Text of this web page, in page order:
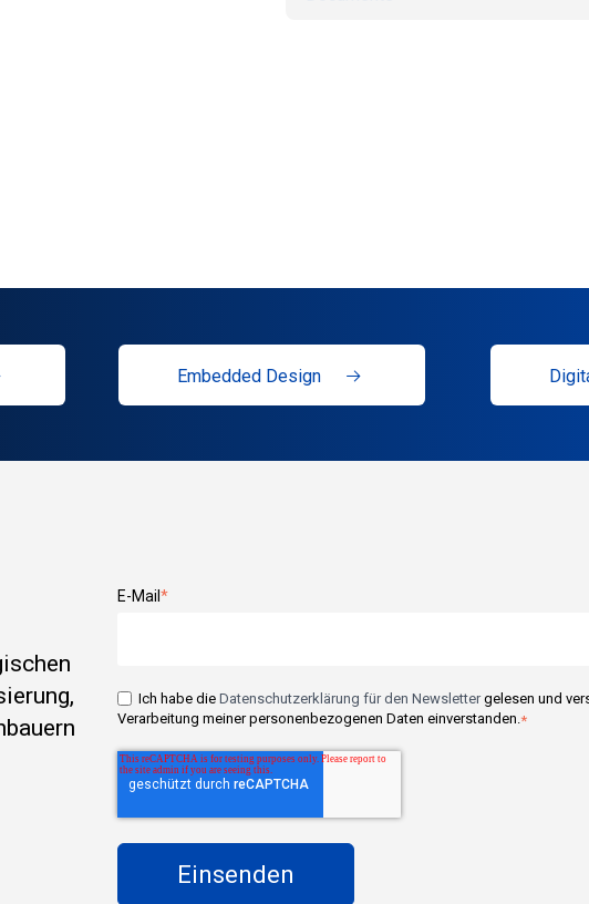
Embedded Design
E-Mail*
Ich habe die Datenschutzerklärung für den Newslettergelesen und
Verarbeitung meiner personenbezogenen Daten einverstanden.*